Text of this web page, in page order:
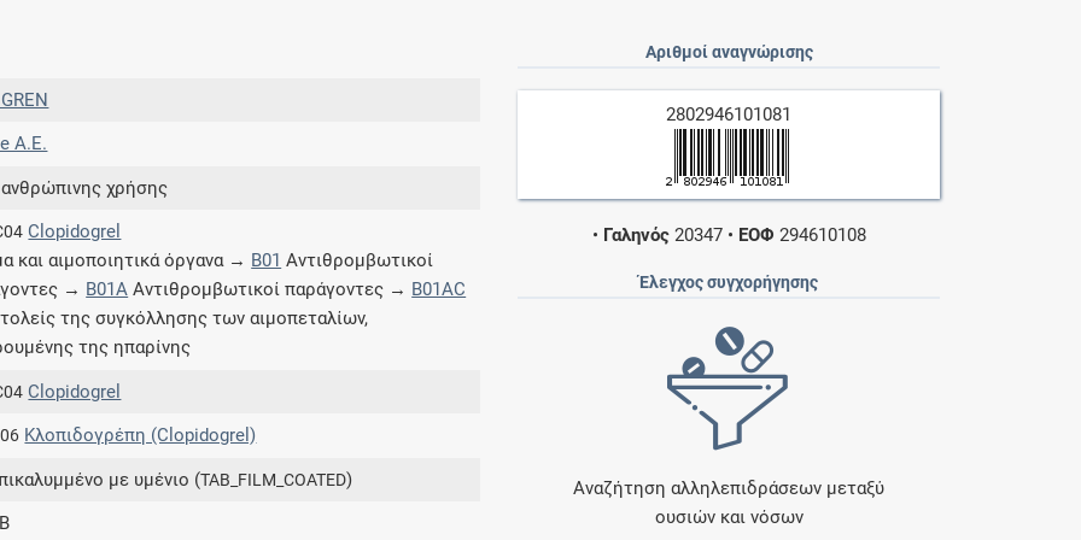
επιπλέον παροχές των συνδρομητικών
Ενδείξεις και αγωγές
Βρείτε θεραπευτικές ενδείξεις και αγωγές για
νόσους, συμπτώματα και ιατρικές πράξεις
Α.Ε.
χρήσης
Clopidogrel
και αιμοποιητικά όργανα → B01 Αντιθρομβωτικοί
→ B01A Αντιθρομβωτικοί παράγοντες → B01AC
της συγκόλλησης των αιμοπεταλίων,
της ηπαρίνης
Clopidogrel
Κλοπιδογρέπη (Clopidogrel)
με υμένιο (TAB_FILM_COATED)
Αριθμοί αναγνώρισης
2802946101081
• Γαληνός20347 • ΕΟΦ 294610108
Έλεγχος συγχορήγησης
Αναζήτηση αλληλεπιδράσεων μεταξύ
ουσιών και νόσων